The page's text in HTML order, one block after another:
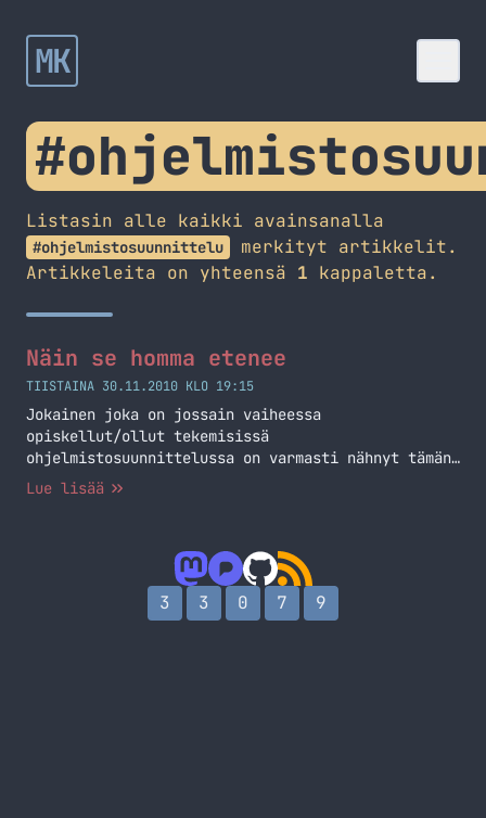
MK
Listasin alle kaikki avainsanalla
#ohjelmistosuunnittelu
merkityt artikkelit.
Artikkeleita on yhteensä 1 kappaletta.
Näin se homma etenee
TIISTAINA 30.11.2010 KLO 19:15
Jokainen joka on jossain vaiheessa
opiskellut/ollut tekemisissä
ohjelmistosuunnittelussa on varmasti nähnyt tämän
seuraavan kuvan jossain yhteydessä.
Lue lisää
3 3 0 7 9